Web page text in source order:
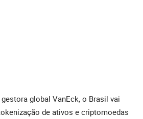
global VanEck, o Brasil vai
de ativos e criptomoedas